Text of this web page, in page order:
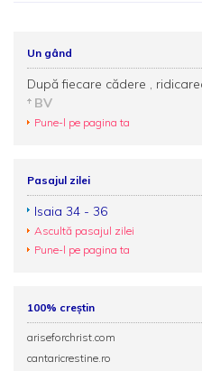
Un gând
După fiecare cădere ,
BV
Pune-l pe pagina ta
Pasajul zilei
Isaia 34 - 36
Ascultă pasajul zilei
Pune-l pe pagina ta
100% creștin
ariseforchrist.com
cantaricrestine.ro